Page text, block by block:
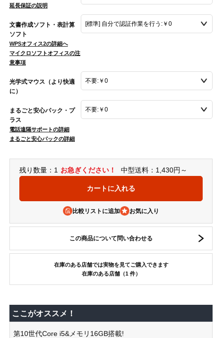
延長保証の説明
文書作成ソフト・表計算
ソフト
WPSオフィス2の詳細へ
マイクロソフトオフィスの注
意事項
光学式マウス（より快適
に）
まるごと安心パック・プ
ラス
電話遠隔サポートの詳細
まるごと安心パックの詳細
残り数量：1 お急ぎください！ 中型送料：1,430円～
比較リストに追加
この商品について問い合わせる
在庫のある店舗では実物を見てご購入できます
在庫のある店舗（1 件）
ここがオススメ！
第10世代Core i5&メモリ16GB搭載!